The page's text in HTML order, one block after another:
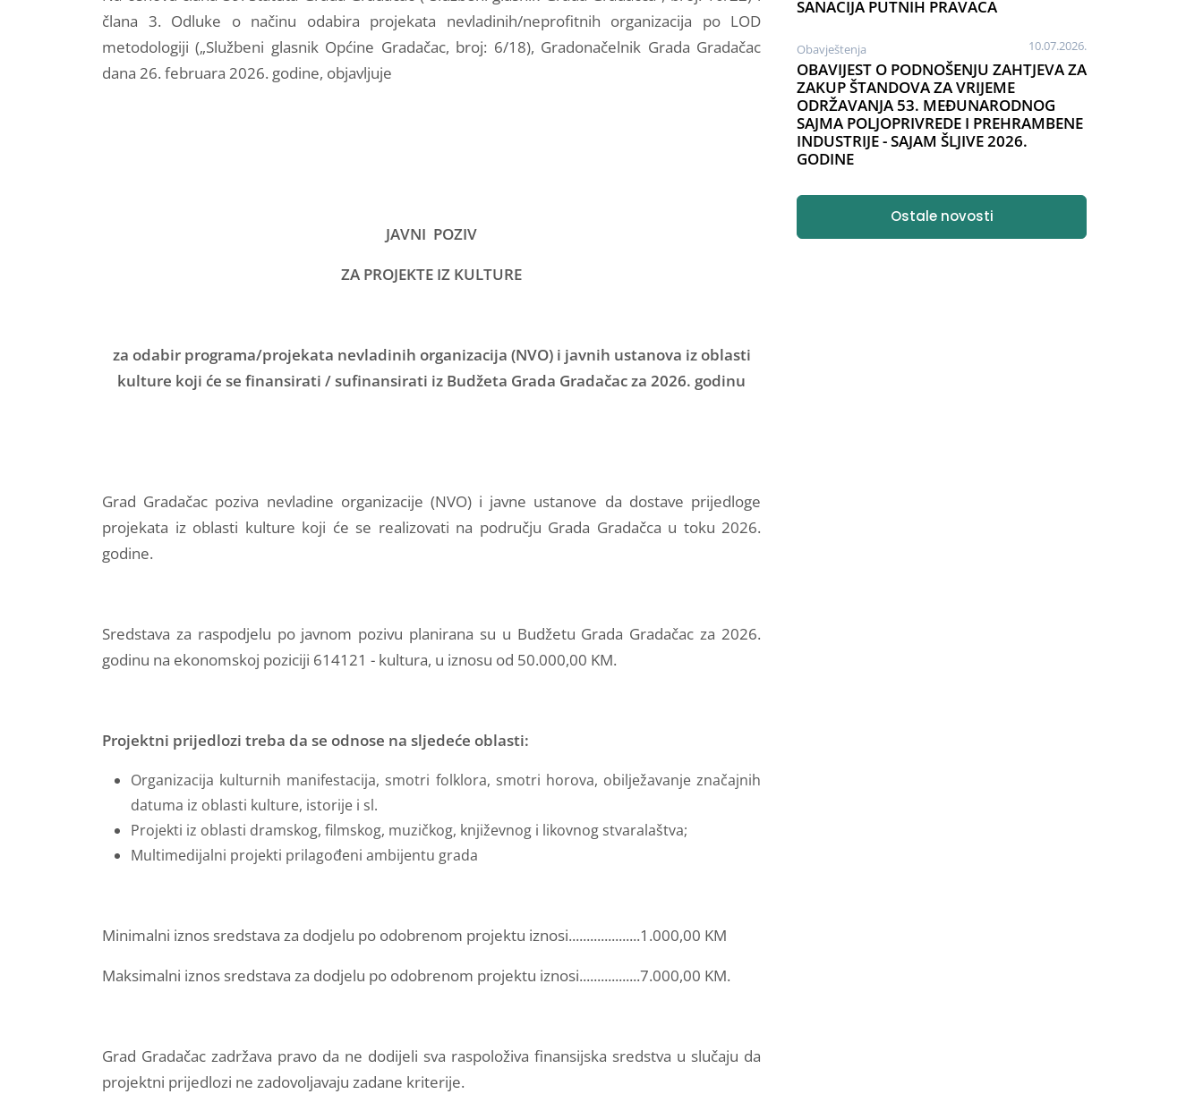
člana 3. Odluke o načinu odabira projekata nevladinih/neprofitnih organizacija po LOD
metodologiji („Službeni glasnik Općine Gradačac, broj: 6/18), Gradonačelnik Grada Gradačac
dana 26. februara 2026. godine, objavljuje
JAVNI POZIV
ZA PROJEKTE IZ KULTURE
za odabir programa/projekata nevladinih organizacija (NVO) i javnih ustanova iz oblasti
kulture koji će se finansirati / sufinansirati iz Budžeta Grada Gradačac za 2026. godinu
Grad Gradačac poziva nevladine organizacije (NVO) i javne ustanove da dostave prijedloge
projekata iz oblasti kulture koji će se realizovati na području Grada Gradačca u toku 2026.
godine.
Sredstava za raspodjelu po javnom pozivu planirana su u Budžetu Grada Gradačac za 2026.
godinu na ekonomskoj poziciji 614121 - kultura, u iznosu od 50.000,00 KM.
Projektni prijedlozi treba da se odnose na sljedeće oblasti:
Organizacija kulturnih manifestacija, smotri folklora, smotri horova, obilježavanje značajnih
datuma iz oblasti kulture, istorije i sl.
Projekti iz oblasti dramskog, filmskog, muzičkog, književnog i likovnog stvaralaštva;
Multimedijalni projekti prilagođeni ambijentu grada
Minimalni iznos sredstava za dodjelu po odobrenom projektu iznosi....................1.000,00 KM
Maksimalni iznos sredstava za dodjelu po odobrenom projektu iznosi.................7.000,00 KM.
Grad Gradačac zadržava pravo da ne dodijeli sva raspoloživa finansijska sredstva u slučaju da
projektni prijedlozi ne zadovoljavaju zadane kriterije.
SANACIJA PUTNIH PRAVACA
Obavještenja 10.07.2026.
OBAVIJEST O PODNOŠENJU ZAHTJEVA ZA
ZAKUP ŠTANDOVA ZA VRIJEME
ODRŽAVANJA 53. MEĐUNARODNOG
SAJMA POLJOPRIVREDE I PREHRAMBENE
INDUSTRIJE - SAJAM ŠLJIVE 2026.
GODINE
Ostale novosti